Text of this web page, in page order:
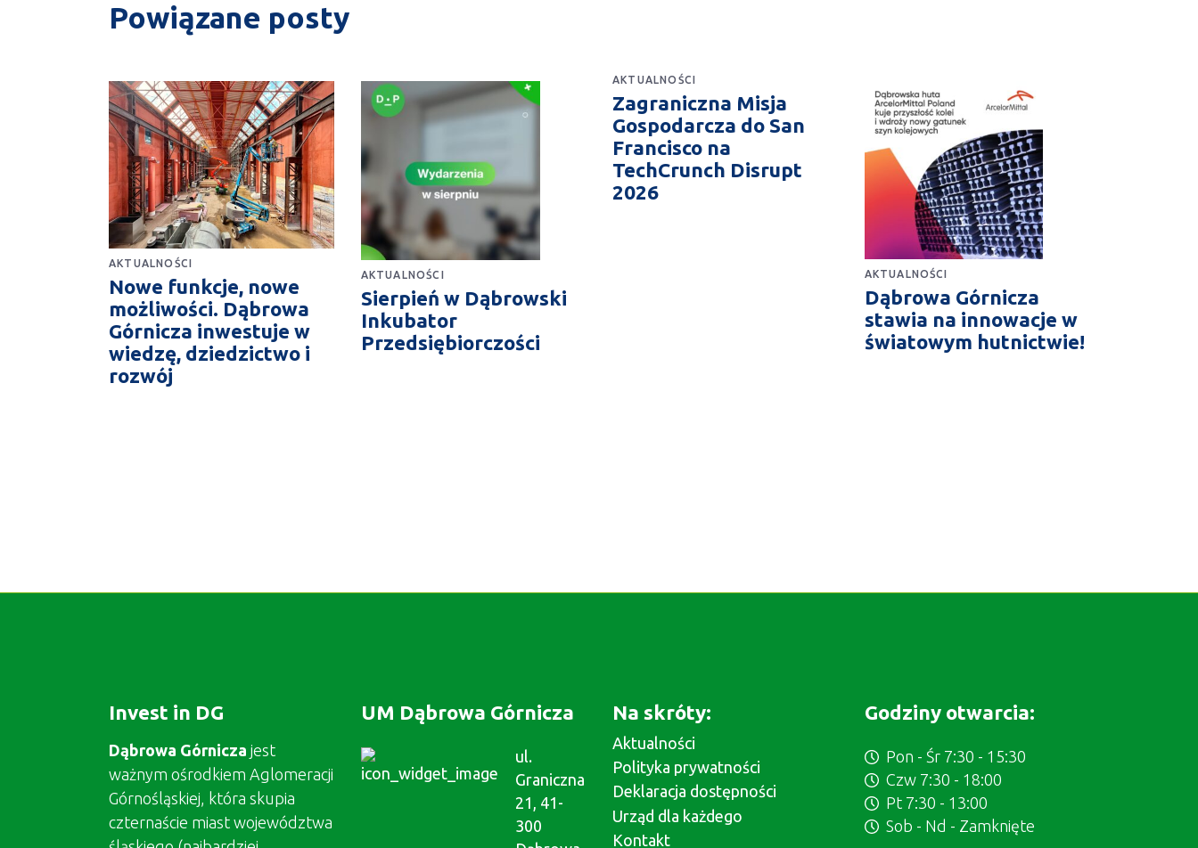
Powiązane posty
AKTUALNOŚCI
Nowe funkcje, nowe
możliwości. Dąbrowa
Górnicza inwestuje w
wiedzę, dziedzictwo i
rozwój
AKTUALNOŚCI
Sierpień w Dąbrowski
Inkubator
Przedsiębiorczości
AKTUALNOŚCI
Zagraniczna Misja
Gospodarcza do San
Francisco na
TechCrunch Disrupt
2026
AKTUALNOŚCI
Dąbrowa Górnicza
stawia na innowacje w
światowym hutnictwie!
Invest in DG
Dąbrowa Górnicza jest
ważnym ośrodkiem Aglomeracji
Górnośląskiej, która skupia
czternaście miast województwa
UM Dąbrowa Górnicza
ul.
Graniczna
21, 41-
300
Na skróty:
Aktualności
Polityka prywatności
Deklaracja dostępności
Urząd dla każdego
Kontakt
Godziny otwarcia:
Pon - Śr 7:30 - 15:30
Czw 7:30 - 18:00
Pt 7:30 - 13:00
Sob - Nd - Zamknięte